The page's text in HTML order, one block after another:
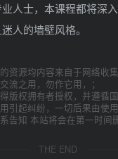
人士，本课程都将深
人的墙壁风格。
资源均内容来自于网络收
流之用，勿作它用，；
版权拥有者授权，并遵循
引起纠纷，一切后果由使用
告知 本站将会在第一时间
THE END